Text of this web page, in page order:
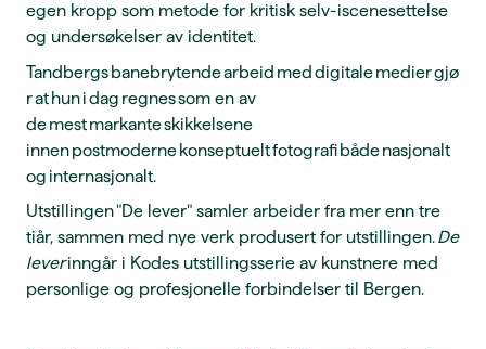
egen kropp som metode for kritisk selv-iscenesettelse
og undersøkelser av identitet.
Tandbergs banebrytende arbeid med digitale medier gjø
r at hun i dag regnes som en av
de mest markante skikkelsene
innen postmoderne konseptuelt fotografi både nasjonalt
og internasjonalt.
Utstillingen"De lever" samler arbeider fra mer enn tre
tiår, sammen med nye verk produsert for utstillingen.De
leverinngår i Kodes utstillingsserie av kunstnere med
personlige og profesjonelle forbindelser til Bergen.